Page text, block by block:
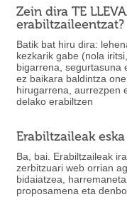
Zein dira TE
erabiltzaileentzat?
Batik bat hiru dira:
kezkarik gabe (nola
bigarrena, segurtasuna
ez baikara baldintza
hirugarrena, aurrezpen
delako erabiltzen
Erabiltzaileak
Ba, bai. Erabiltzaileak
zerbitzuari web orrian
bidaiatzea,
proposamena eta